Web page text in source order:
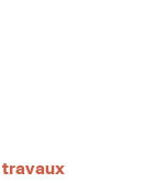
travaux